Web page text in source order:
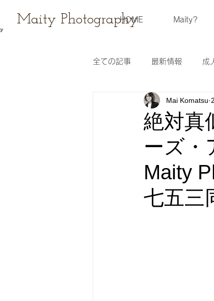
HOME Maity?
Maity Photography
全ての記事 最新情報 成
ウェディングフォト レ
撮影会
絶対真
ーズ・
Maity
七五三
Mai Komatsu